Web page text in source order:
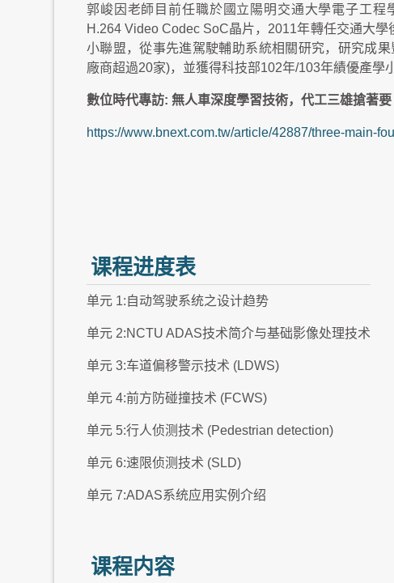
郭峻因老師目前任職於國立陽明交通大學電子工
H.264 Video Codec SoC晶片，2011年轉任交通大
小聯盟，從事先進駕駛輔助系統相關研究，研究成
廠商超過20家)，並獲得科技部102年/103年績優產學
數位時代專訪: 無人車深度學習技術，代工三雄搶著要
https://www.bnext.com.tw/article/42887/three-main-
课程进度表
单元 1:自动驾驶系统之设计趋势
单元 2:NCTU ADAS技术简介与基础影像处理技术
单元 3:车道偏移警示技术 (LDWS)
单元 4:前方防碰撞技术 (FCWS)
单元 5:行人侦测技术 (Pedestrian detection)
单元 6:速限侦测技术 (SLD)
单元 7:ADAS系统应用实例介绍
课程内容